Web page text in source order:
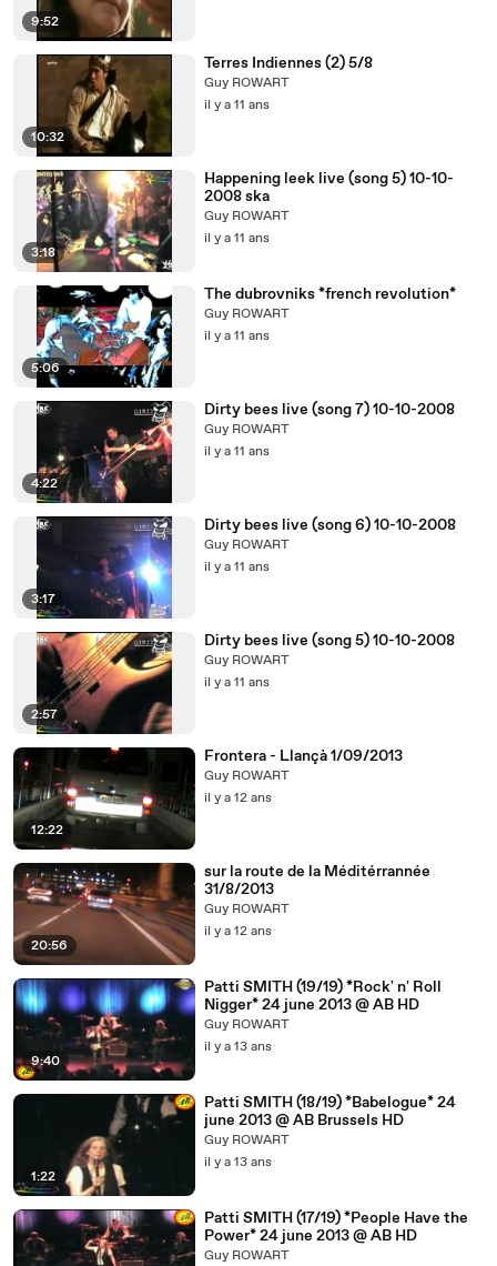
9:52
10:32
Terres Indiennes (2) 5/8
Guy ROWART
il y a 11 ans
3:18
Happening leek live (song 5) 10-10-
2008 ska
Guy ROWART
il y a 11 ans
5:06
The dubrovniks *french revolution*
Guy ROWART
il y a 11 ans
4:22
Dirty bees live (song 7) 10-10-2008
Guy ROWART
il y a 11 ans
3:17
Dirty bees live (song 6) 10-10-2008
Guy ROWART
il y a 11 ans
2:57
Dirty bees live (song 5) 10-10-2008
Guy ROWART
il y a 11 ans
12:22
Frontera - Llançà 1/09/2013
Guy ROWART
il y a 12 ans
20:56
sur la route de la Méditérrannée
31/8/2013
Guy ROWART
il y a 12 ans
9:40
Patti SMITH (19/19) *Rock' n' Roll
Nigger* 24 june 2013 @ AB HD
Guy ROWART
il y a 13 ans
1:22
Patti SMITH (18/19) *Babelogue* 24
june 2013 @ AB Brussels HD
Guy ROWART
il y a 13 ans
Patti SMITH (17/19) *People Have the
Power* 24 june 2013 @ AB HD
Guy ROWART